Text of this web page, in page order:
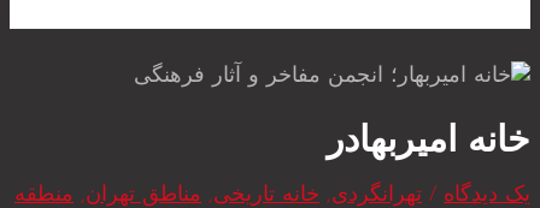
خانه امیربهادر
یک دیدگاه / تهرانگردی, خانه تاریخی, مناطق تهران, منطقه